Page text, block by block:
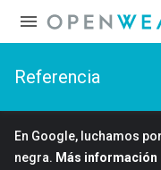
Referencia
En Google, luchamos
negra. Más información